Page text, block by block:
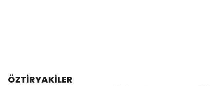
ÖZTİRYAKİLER